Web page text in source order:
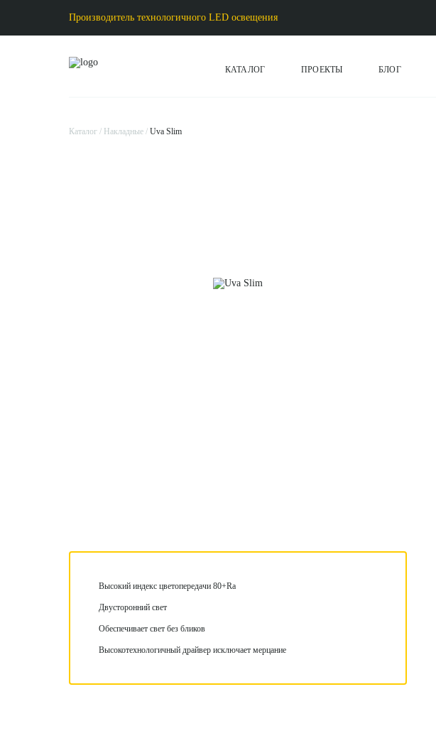
Производитель технологичного LED освещения
КАТАЛОГ ПРОЕКТЫ БЛОГ
Каталог Накладные Uva Slim
Высокий индекс цветопередачи 80+Ra
Двусторонний свет
Обеспечивает свет без бликов
Высокотехнологичный драйвер исключает мерцание